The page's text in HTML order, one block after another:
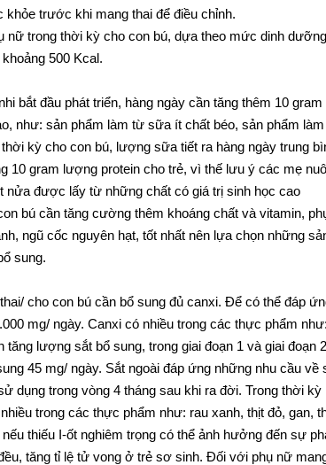
trước khi mang thai để điều chỉnh.
nữ trong thời kỳ cho con bú, dựa theo mức dinh
500 Kcal.
bắt đầu phát triển, hàng ngày cần tăng thêm 10
như: sản phẩm làm từ sữa ít chất béo, sản phẩm
kỳ cho con bú, lượng sữa tiết ra hàng ngày trung
10 gram lượng protein cho trẻ, vì thế lưu ý các mẹ
nửa được lấy từ những chất có giá trị sinh học cao
bú cần tăng cường thêm khoáng chất và vitamin,
ngũ cốc nguyên hạt, tốt nhất nên lựa chọn những
sung.
cho con bú cần bổ sung đủ canxi. Để có thể đáp
mg/ ngày. Canxi có nhiều trong các thực phẩm
tăng lượng sắt bổ sung, trong giai đoạn 1 và giai
45 mg/ ngày. Sắt ngoài đáp ứng những nhu cầu
dụng trong vòng 4 tháng sau khi ra đời. Trong thời
trong các thực phẩm như: rau xanh, thịt đỏ, gan,
thiếu I-ốt nghiêm trọng có thể ảnh hưởng đến sự
tăng tỉ lệ tử vong ở trẻ sơ sinh. Đối với phụ nữ